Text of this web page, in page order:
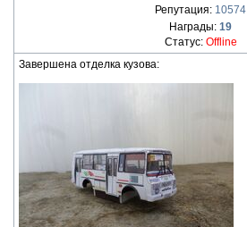
Репутация: 10574
Награды: 19
Статус: Offline
Завершена отделка кузова: